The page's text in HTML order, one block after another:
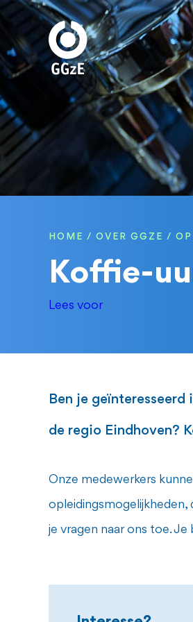
Overslaan
naar
inhoud
gaan
Lees voor
Koffie-
KRUIMELPAD
HOME OVER GGZE
Ben je
de regio Eindhoven?
Onze medewerkers
opleidingsmogelijkheden,
je vragen naar ons toe.